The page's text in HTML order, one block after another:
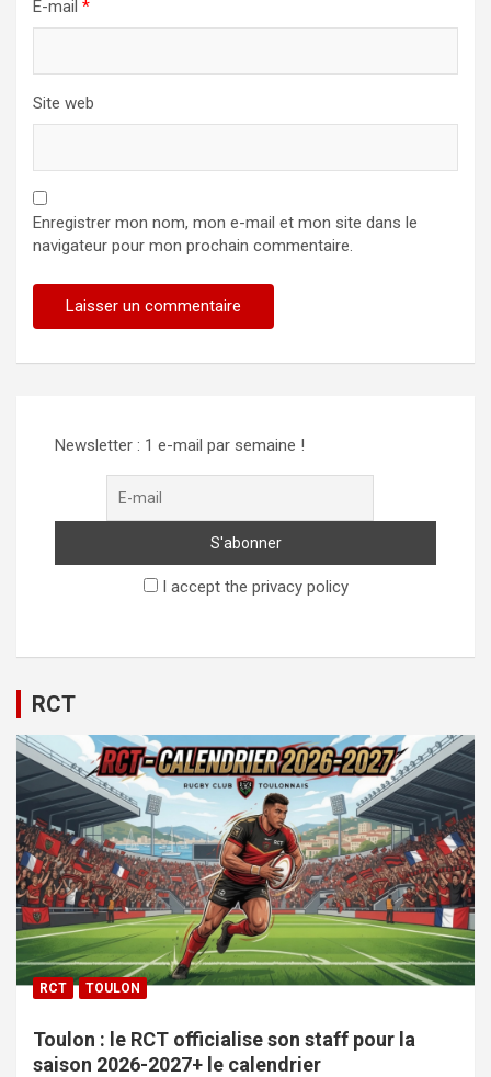
E-mail *
Site web
Enregistrer mon nom, mon e-mail et mon site dans le
navigateur pour mon prochain commentaire.
Newsletter : 1 e-mail par semaine !
I accept the privacy policy
RCT
RCT TOULON
Toulon : le RCT officialise son staff pour la
saison 2026-2027+ le calendrier